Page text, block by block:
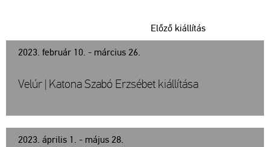
2023. február 10. - március 26.
Előző kiállítás
Velúr | Katona Szabó Erzsébet kiállítása
2023. április 1. - május 28.